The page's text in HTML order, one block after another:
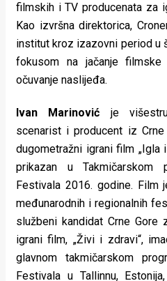
filmskih i TV producenata za
Kao izvršna direktorica,
institut kroz izazovni period u
fokusom na jačanje
očuvanje naslijeđa.
Ivan Marinović je
scenarist i producent iz
dugometražni igrani film „Igla
prikazan u Takmičarskom
Festivala 2016. godine.
međunarodnih i regionalnih
službeni kandidat Crne Gore
igrani film, „Živi i zdravi“,
glavnom takmičarskom
Festivala u Tallinnu,